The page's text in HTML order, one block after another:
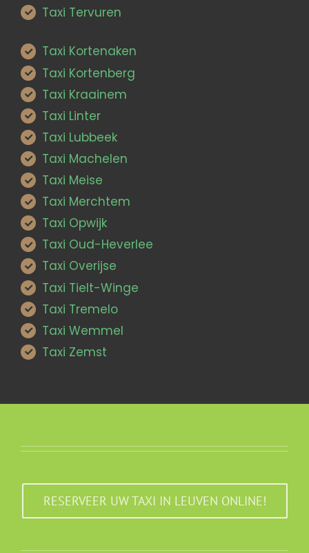
Taxi Tervuren
Taxi Kortenaken
Taxi Kortenberg
Taxi Kraainem
Taxi Linter
Taxi Lubbeek
Taxi Machelen
Taxi Meise
Taxi Merchtem
Taxi Opwijk
Taxi Oud-Heverlee
Taxi Overijse
Taxi Tielt-Winge
Taxi Tremelo
Taxi Wemmel
Taxi Zemst
RESERVEER UW TAXI IN LEUVEN ONLINE!